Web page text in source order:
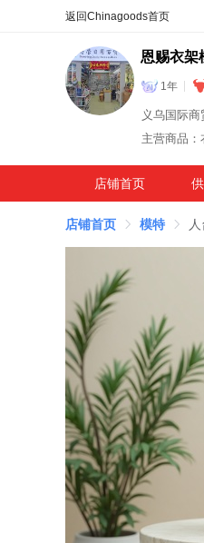
恩赐衣架
1年
主营商品
店铺首页
店铺首页 模特